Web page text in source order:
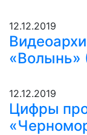
12.12.2019
«Волынь»
12.12.2019
Цифры